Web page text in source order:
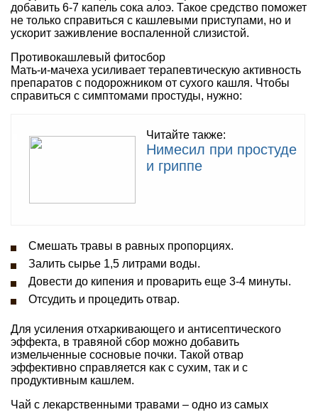
добавить 6-7 капель сока алоэ. Такое средство поможет
не только справиться с кашлевыми приступами, но и
ускорит заживление воспаленной слизистой.
Противокашлевый фитосбор
Мать-и-мачеха усиливает терапевтическую активность
препаратов с подорожником от сухого кашля. Чтобы
справиться с симптомами простуды, нужно:
Читайте также:
Нимесил при простуде
и гриппе
Смешать травы в равных пропорциях.
Залить сырье 1,5 литрами воды.
Довести до кипения и проварить еще 3-4 минуты.
Отсудить и процедить отвар.
Для усиления отхаркивающего и антисептического
эффекта, в травяной сбор можно добавить
измельченные сосновые почки. Такой отвар
эффективно справляется как с сухим, так и с
продуктивным кашлем.
Чай с лекарственными травами – одно из самых